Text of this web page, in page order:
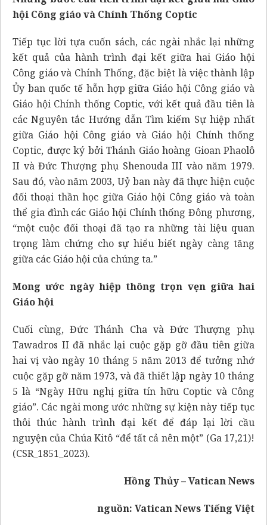
hội Công giáo và Chính Thống Coptic
Tiếp tục lời tựa cuốn sách, các ngài nhắc lại những
kết quả của hành trình đại kết giữa hai Giáo hội
Công giáo và Chính Thống, đặc biệt là việc thành lập
Ủy ban quốc tế hỗn hợp giữa Giáo hội Công giáo và
Giáo hội Chính thống Coptic, với kết quả đầu tiên là
các Nguyên tắc Hướng dẫn Tìm kiếm Sự hiệp nhất
giữa Giáo hội Công giáo và Giáo hội Chính thống
Coptic, được ký bởi Thánh Giáo hoàng Gioan Phaolô
II và Đức Thượng phụ Shenouda III vào năm 1979.
Sau đó, vào năm 2003, Uỷ ban này đã thực hiện cuộc
đối thoại thần học giữa Giáo hội Công giáo và toàn
thể gia đình các Giáo hội Chính thống Đông phương,
“một cuộc đối thoại đã tạo ra những tài liệu quan
trọng làm chứng cho sự hiểu biết ngày càng tăng
giữa các Giáo hội của chúng ta.”
Mong ước ngày hiệp thông trọn vẹn giữa hai
Giáo hội
Cuối cùng, Đức Thánh Cha và Đức Thượng phụ
Tawadros II đã nhắc lại cuộc gặp gỡ đầu tiên giữa
hai vị vào ngày 10 tháng 5 năm 2013 để tưởng nhớ
cuộc gặp gỡ năm 1973, và đã thiết lập ngày 10 tháng
5 là “Ngày Hữu nghị giữa tín hữu Coptic và Công
giáo”. Các ngài mong ước những sự kiện này tiếp tục
thôi thúc hành trình đại kết để đáp lại lời cầu
nguyện của Chúa Kitô “để tất cả nên một” (Ga 17,21)!
(CSR_1851_2023).
Hồng Thủy – Vatican News
nguồn: Vatican News Tiếng Việt